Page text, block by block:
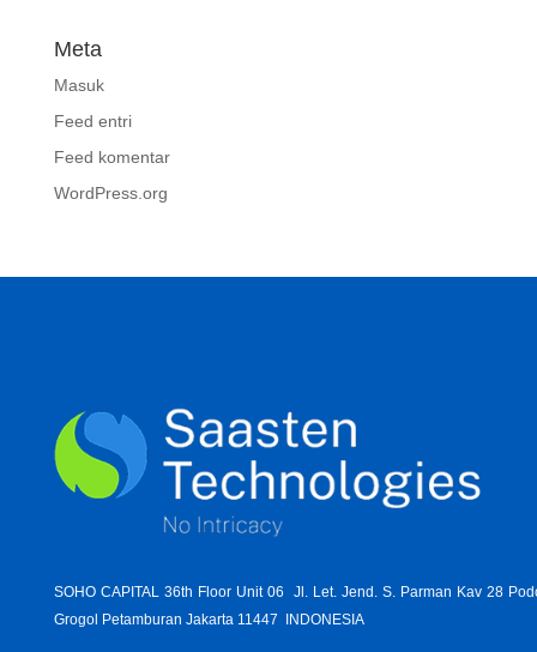
Meta
Masuk
Feed entri
Feed komentar
WordPress.org
SOHO CAPITAL 36th Floor Unit 06 Jl. Let. Jend. S. Parman Kav 28
Grogol Petamburan Jakarta 11447 INDONESIA